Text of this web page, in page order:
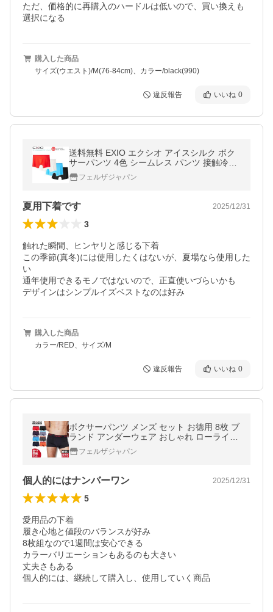
ただ、価格的に再購入のハードルは低いので、買い換えも
選択になる
購入した商品
サイズ(ウエスト)/M(76-84cm)、カラー/black(990)
違反報告 いいね 0
送料無料 EXIO エクシオ アイスシルク ボク
サーパンツ 4色 シームレス パンツ 接触冷感
吸水速乾 涼感素材 下着 夏用 ポイント消化
フェルザジャパン
夏用下着です 2025/12/31
3
触れた瞬間、ヒンヤリと感じる下着
この季節(真冬)には使用したくはないが、夏場なら使用した
い
通年使用できるモノではないので、正直使いづらいかも
デザインはシンプルイズベストなのは好み
購入した商品
カラー/RED、サイズ/M
違反報告 いいね 0
ボクサーパンツ メンズ セット お徳用 8枚 ブ
ランド アンダーウェア おしゃれ ローライズ
パンツ お試し ポイント消化 送料無料 4サイ
ズ 全8色 EXIO エクシオ
フェルザジャパン
個人的にはナンバーワン 2025/12/31
5
愛用品の下着
履き心地と値段のバランスが好み
8枚組なので1週間は安心できる
カラーバリエーションもあるのも大きい
丈夫さもある
個人的には、継続して購入し、使用していく商品